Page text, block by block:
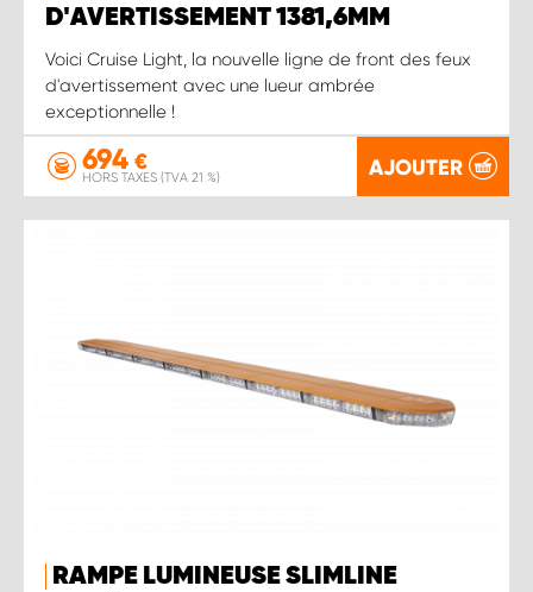
D'AVERTISSEMENT 1381,6MM
Voici Cruise Light, la nouvelle ligne de front des feux
d'avertissement avec une lueur ambrée
exceptionnelle !
694 €
HORS TAXES (TVA 21 %) AJOUTER
RAMPE LUMINEUSE SLIMLINE